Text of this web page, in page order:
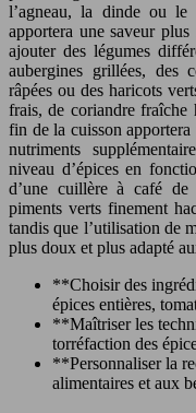
l’agneau, la dinde ou le
apportera une saveur
ajouter des légumes
aubergines grillées, des
râpées ou des haricots
frais, de coriandre fraîche
fin de la cuisson
nutriments
niveau d’épices en
d’une cuillère à café
piments verts finement
tandis que l’utilisation de
plus doux et plus adapté
**Choisir des
épices entières,
**Maîtriser les
torréfaction des
**Personnaliser la
alimentaires et aux